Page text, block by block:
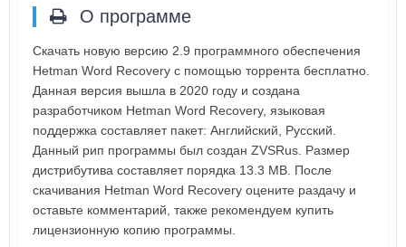
О программе
Скачать новую версию 2.9 программного обеспечения
Hetman Word Recovery с помощью торрента бесплатно.
Данная версия вышла в 2020 году и создана
разработчиком Hetman Word Recovery, языковая
поддержка составляет пакет: Английский, Русский.
Данный рип программы был создан ZVSRus. Размер
дистрибутива составляет порядка 13.3 MB. После
скачивания Hetman Word Recovery оцените раздачу и
оставьте комментарий, также рекомендуем купить
лицензионную копию программы.